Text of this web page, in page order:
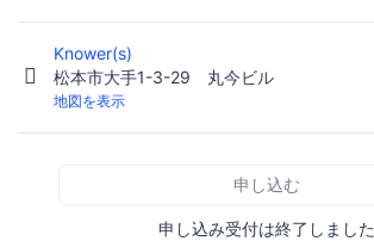
Knower(s)
松本市大手1-3-29 丸今ビル
地図を表示
申し込む
申し込み受付は終了しました